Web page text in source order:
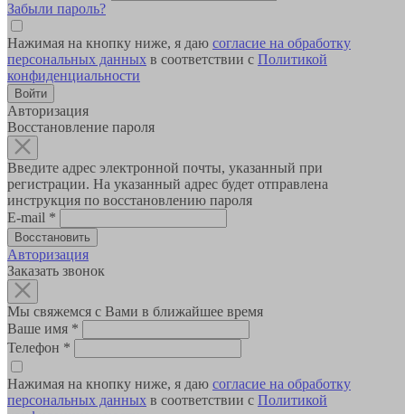
Забыли пароль?
Нажимая на кнопку ниже, я даю согласие на обработку
персональных данных в соответствии с Политикой
конфиденциальности
Авторизация
Восстановление пароля
Введите адрес электронной почты, указанный при
регистрации. На указанный адрес будет отправлена
инструкция по восстановлению пароля
E-mail *
Авторизация
Заказать звонок
Мы свяжемся с Вами в ближайшее время
Ваше имя *
Телефон *
Нажимая на кнопку ниже, я даю согласие на обработку
персональных данных в соответствии с Политикой